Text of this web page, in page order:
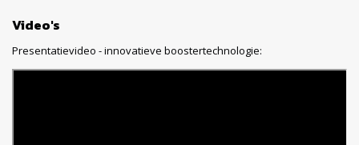
Video's
Presentatievideo - innovatieve boostertechnologie: